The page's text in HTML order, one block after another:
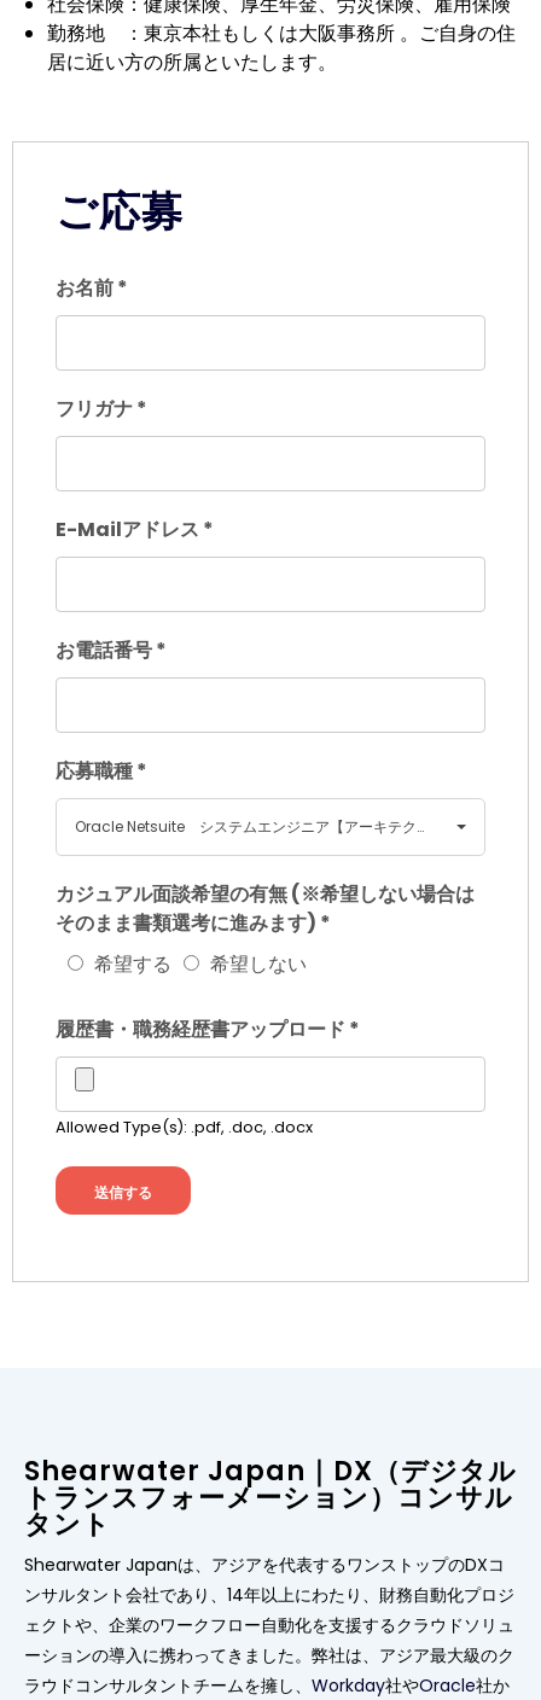
勤務地 ：東京本社もしくは大阪事務所 。ご自身の住
居に近い方の所属といたします。
ご応募
お名前*
フリガナ*
E-Mailアドレス *
お電話番号*
応募職種*
Oracle Netsuite システムエンジニア【アーキテクト職】
カジュアル面談希望の有無 (※希望しない場合は
そのまま書類選考に進みます) *
希望する
希望しない
履歴書・職務経歴書アップロード *
Allowed Type(s): .pdf, .doc, .docx
Shearwater Japan｜DX（デジタル
トランスフォーメーション）コンサル
タント
Shearwater Japanは、アジアを代表するワンストップのDXコ
ンサルタント会社であり、14年以上にわたり、財務自動化プロジ
ェクトや、企業のワークフロー自動化を支援するクラウドソリュ
ーションの導入に携わってきました。弊社は、アジア最大級のク
ラウドコンサルタントチームを擁し、 Workday社やOracle社か